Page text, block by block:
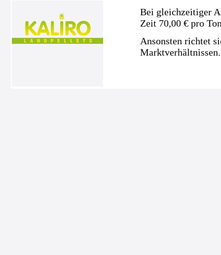
Bei gleichzeitiger
Zeit 70,00 € pro
Ansonsten richtet